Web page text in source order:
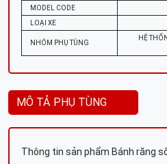
MODEL CODE
LOẠI XE
NHÓM PHỤ TÙNG
HỆ
MÔ TẢ PHỤ TÙNG
Thông tin sản phẩm Bánh răng